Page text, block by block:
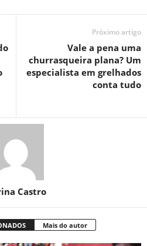
Próximo artigo
Vale a pena uma
churrasqueira plana? Um
especialista em grelhados
conta tudo
Castro
Mais do autor